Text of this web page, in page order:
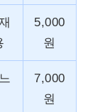
5,000
원
7,000
원